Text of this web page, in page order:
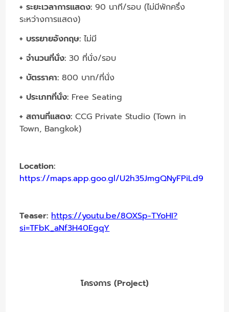
+ ระยะเวลาการแสดง:90 นาที/รอบ (ไม่มีพักครึ่ง
ระหว่างการแสดง)
+ บรรยายอังกฤษ: ไม่มี
+ จำนวนที่นั่ง: 30 ที่นั่ง/รอบ
+ บัตรราคา: 800 บาท/ที่นั่ง
+ ประเภทที่นั่ง: Free Seating
+ สถานที่แสดง: CCG Private Studio (Town in
Town, Bangkok)
Location:
https://maps.app.goo.gl/U2h35JmgQNyFPiLd9
Teaser:https://youtu.be/8OXSp-TYoHI?
si=TFbK_aNf3H40EgqY
โครงการ (Project)